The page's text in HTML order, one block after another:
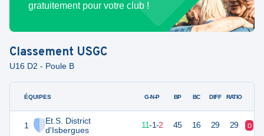
gratuitement pour votre club !
Classement USGC
U16 D2 - Poule B
ÉQUIPES
1
Et.S. District
d'Isbergues
G-N-P BP BC DIFF RATIO
11-1-2 45 16 29 29 D